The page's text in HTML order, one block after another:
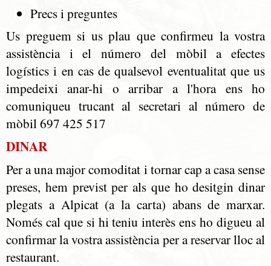
Precs i preguntes
Us preguem si us plau que confirmeu la vostra
assistència i el número del mòbil a efectes
logístics i en cas de qualsevol eventualitat que us
impedeixi anar-hi o arribar a l'hora ens ho
comuniqueu trucant al secretari al número de
mòbil 697 425 517
DINAR
Per a una major comoditat i tornar cap a casa sense
preses, hem previst per als que ho desitgin dinar
plegats a Alpicat (a la carta) abans de marxar.
Només cal que si hi teniu interès ens ho digueu al
confirmar la vostra assistència per a reservar lloc al
restaurant.